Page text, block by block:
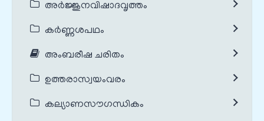
അർജ്ജുനവിഷാദവൃത്തം
കർണ്ണശപഥം
അംബരീഷ ചരിതം
ഉത്തരാസ്വയംവരം
കല്യാണസൗഗന്ധികം